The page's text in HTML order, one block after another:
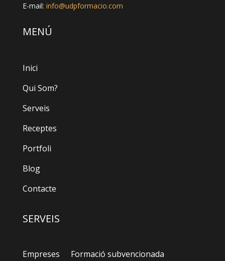
E-mail: info@udpformacio.com
MENÚ
Inici
Qui Som?
Serveis
Receptes
Portfoli
Blog
Contacte
SERVEIS
Empreses
Formació subvencionada